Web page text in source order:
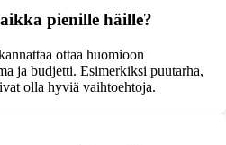
pienille häille?
ottaa huomioon
ja budjetti. Esimerkiksi puutarha,
olla hyviä vaihtoehtoja.